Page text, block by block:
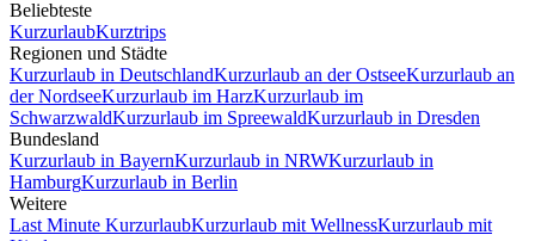
Beliebteste
KurzurlaubKurztrips
Regionen und Städte
Kurzurlaub in DeutschlandKurzurlaub an der OstseeKurzurlaub an
der NordseeKurzurlaub im HarzKurzurlaub im
SchwarzwaldKurzurlaub im SpreewaldKurzurlaub in Dresden
Bundesland
Kurzurlaub in BayernKurzurlaub in NRWKurzurlaub in
HamburgKurzurlaub in Berlin
Weitere
Last Minute KurzurlaubKurzurlaub mit WellnessKurzurlaub mit